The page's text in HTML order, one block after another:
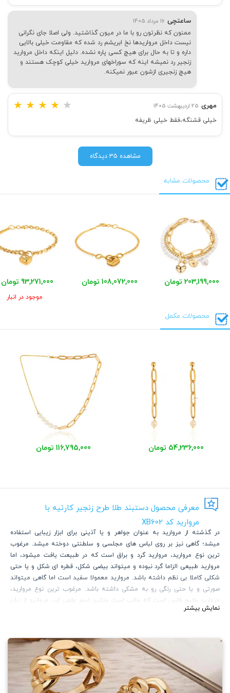
ساعتچی 16 مرداد 1405
ممنون که نظرتون رو با ما در میون گذاشتید. ولی اصلا جای نگرانی
نیست داخل مرواریدها نخ ابریشم رد شده که مقاومت خیلی بالایی
داره و تا به حال برای هیچ کسی پاره نشده. دلیل اینکه داخل مروارید
زنجیر رد نمیشه اینه که سوراخهای مروارید خیلی کوچک هستند و
هیچ زنجیری ازشون عبور نمیکنه.
مهری 25 اردیبهشت 1405 ★ ★ ★ ★ ★
خیلی قشنگه،فقط خیلی ظریفه
مشاهده 35 دیدگاه
محصولات مشابه
203,199,000 تومان 108,072,000 تومان 93,271,000 تومان
موجود در انبار
محصولات مکمل
54,236,000 تومان 116,795,000 تومان
معرفی محصول دستبند طلا طرح زنجیر کارتیه با
مروارید کد XB602
در گذشته از مروارید به عنوان جواهر و یا آذینی برای ابزار زیبایی استفاده
میشد؛ گاهی نیز بر روی لباس های مجلسی و سلطنتی دوخته میشد. مرغوب
ترین نوع مروارید، مروارید گرد و براق است که در طبیعت یافت میشود، اما
مروارید طبیعی الزاما گرد نبوده و میتواند بیضی شکل، قطره ای شکل و یا حتی
شکلی کاملا بی نظم داشته باشد. مروارید معمولا سفید است اما گاهی میتواند
صورتی و یا حتی رنگی رو به مشکی داشته باشد. مرغوب ترین نوع مروارید،
مروارید خلیج فارس است که جالب است بدانید اسم علمی این مروارید از زبان
پارسی آریایی و ریشه "مارگاریتا" گرفته شده و نام انگلیسی مارگارت از این ریشه
طبیعی بوده و از دل صدف بیرون آورده میشوند.
این محصول ترکیبی از زنجیر کارتیه و مروارید های پرورشی قطره ای شکل
است که کاری کلاسیک و در عین حال معاصر و مدرن می باشد که قطعا توجه ها
را به خود جلب می کند.
امروزه شاید کمتر کسی باشد که اسم برند "کارتیه" را نشنیده باشد. این برند
نمایش بیشتر